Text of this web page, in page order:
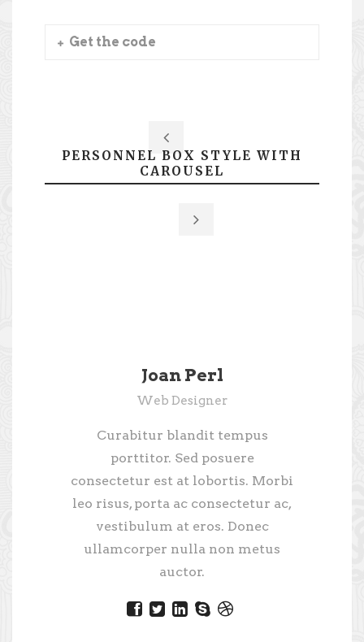
Get the code
PERSONNEL BOX STYLE WITH
CAROUSEL
Joan Perl
Web Designer
Curabitur blandit tempus
porttitor. Sed posuere
consectetur est at lobortis. Morbi
leo risus, porta ac consectetur ac,
vestibulum at eros. Donec
ullamcorper nulla non metus
auctor.